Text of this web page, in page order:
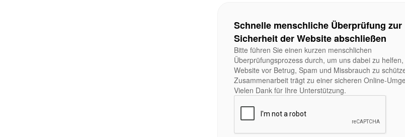
Schnelle menschliche Überprüfung zur
Sicherheit der Website abschließen
Bitte führen Sie einen kurzen menschlichen
Überprüfungsprozess durch, um uns dabei zu
Website vor Betrug, Spam und Missbrauch zu
Zusammenarbeit trägt zu einer sicheren Online-
Vielen Dank für Ihre Unterstützung.